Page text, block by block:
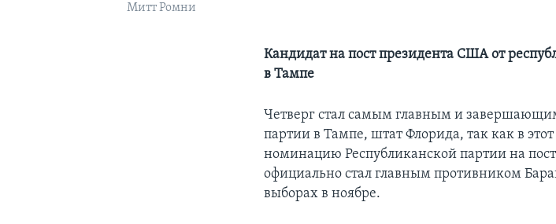
Митт Ромни
Кандидат на пост президента США от
в Тампе
Четверг стал самым главным и
партии в Тампе, штат Флорида, так как в
номинацию Республиканской партии на
официально стал главным противником
выборах в ноябре.